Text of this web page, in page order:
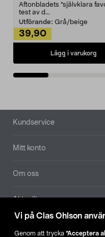
Vi på Clas Ohlson
Genom att trycka ”Acceptera
Aftonbladets "självklara
test av d...
Utförande: Grå/beige
39,90
Lägg i varukorg
Sidfot
Kundservice
Mitt konto
Om oss
Aktuellt